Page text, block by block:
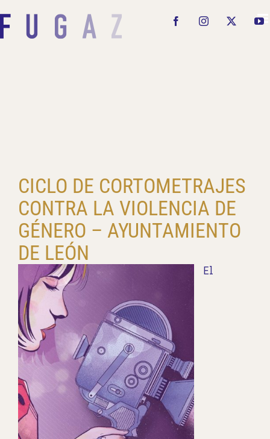
al
contenido
FacebookInstagram
CICLO DE CORTOMETRAJES
CONTRA LA VIOLENCIA DE
GÉNERO – AYUNTAMIENTO
DE LEÓN
El